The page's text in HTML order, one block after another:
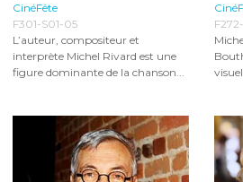
CinéFête
F301-S01-05
L’auteur, compositeur et
interprète Michel Rivard est une
figure dominante de la chanson...